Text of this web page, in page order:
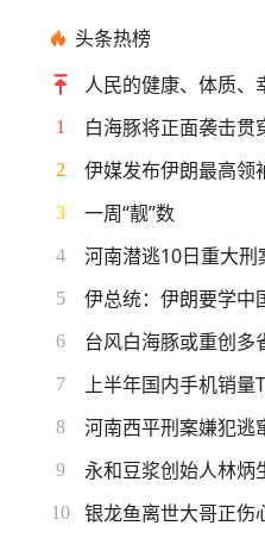
头条热榜
人民的健康、体质、
1 白海豚将正面袭击贯
2 伊媒发布伊朗最高领
3 一周“靓”数
4 河南潜逃10日重大刑
5 伊总统：伊朗要学中
6 台风白海豚或重创多
7 上半年国内手机销量
8 河南西平刑案嫌犯逃
9 永和豆浆创始人林炳
10 银龙鱼离世大哥正伤